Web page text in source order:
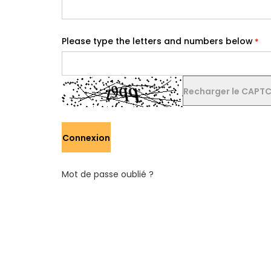
Please type the letters and numbers below
Recharger le
Connexion
Mot de passe oublié ?